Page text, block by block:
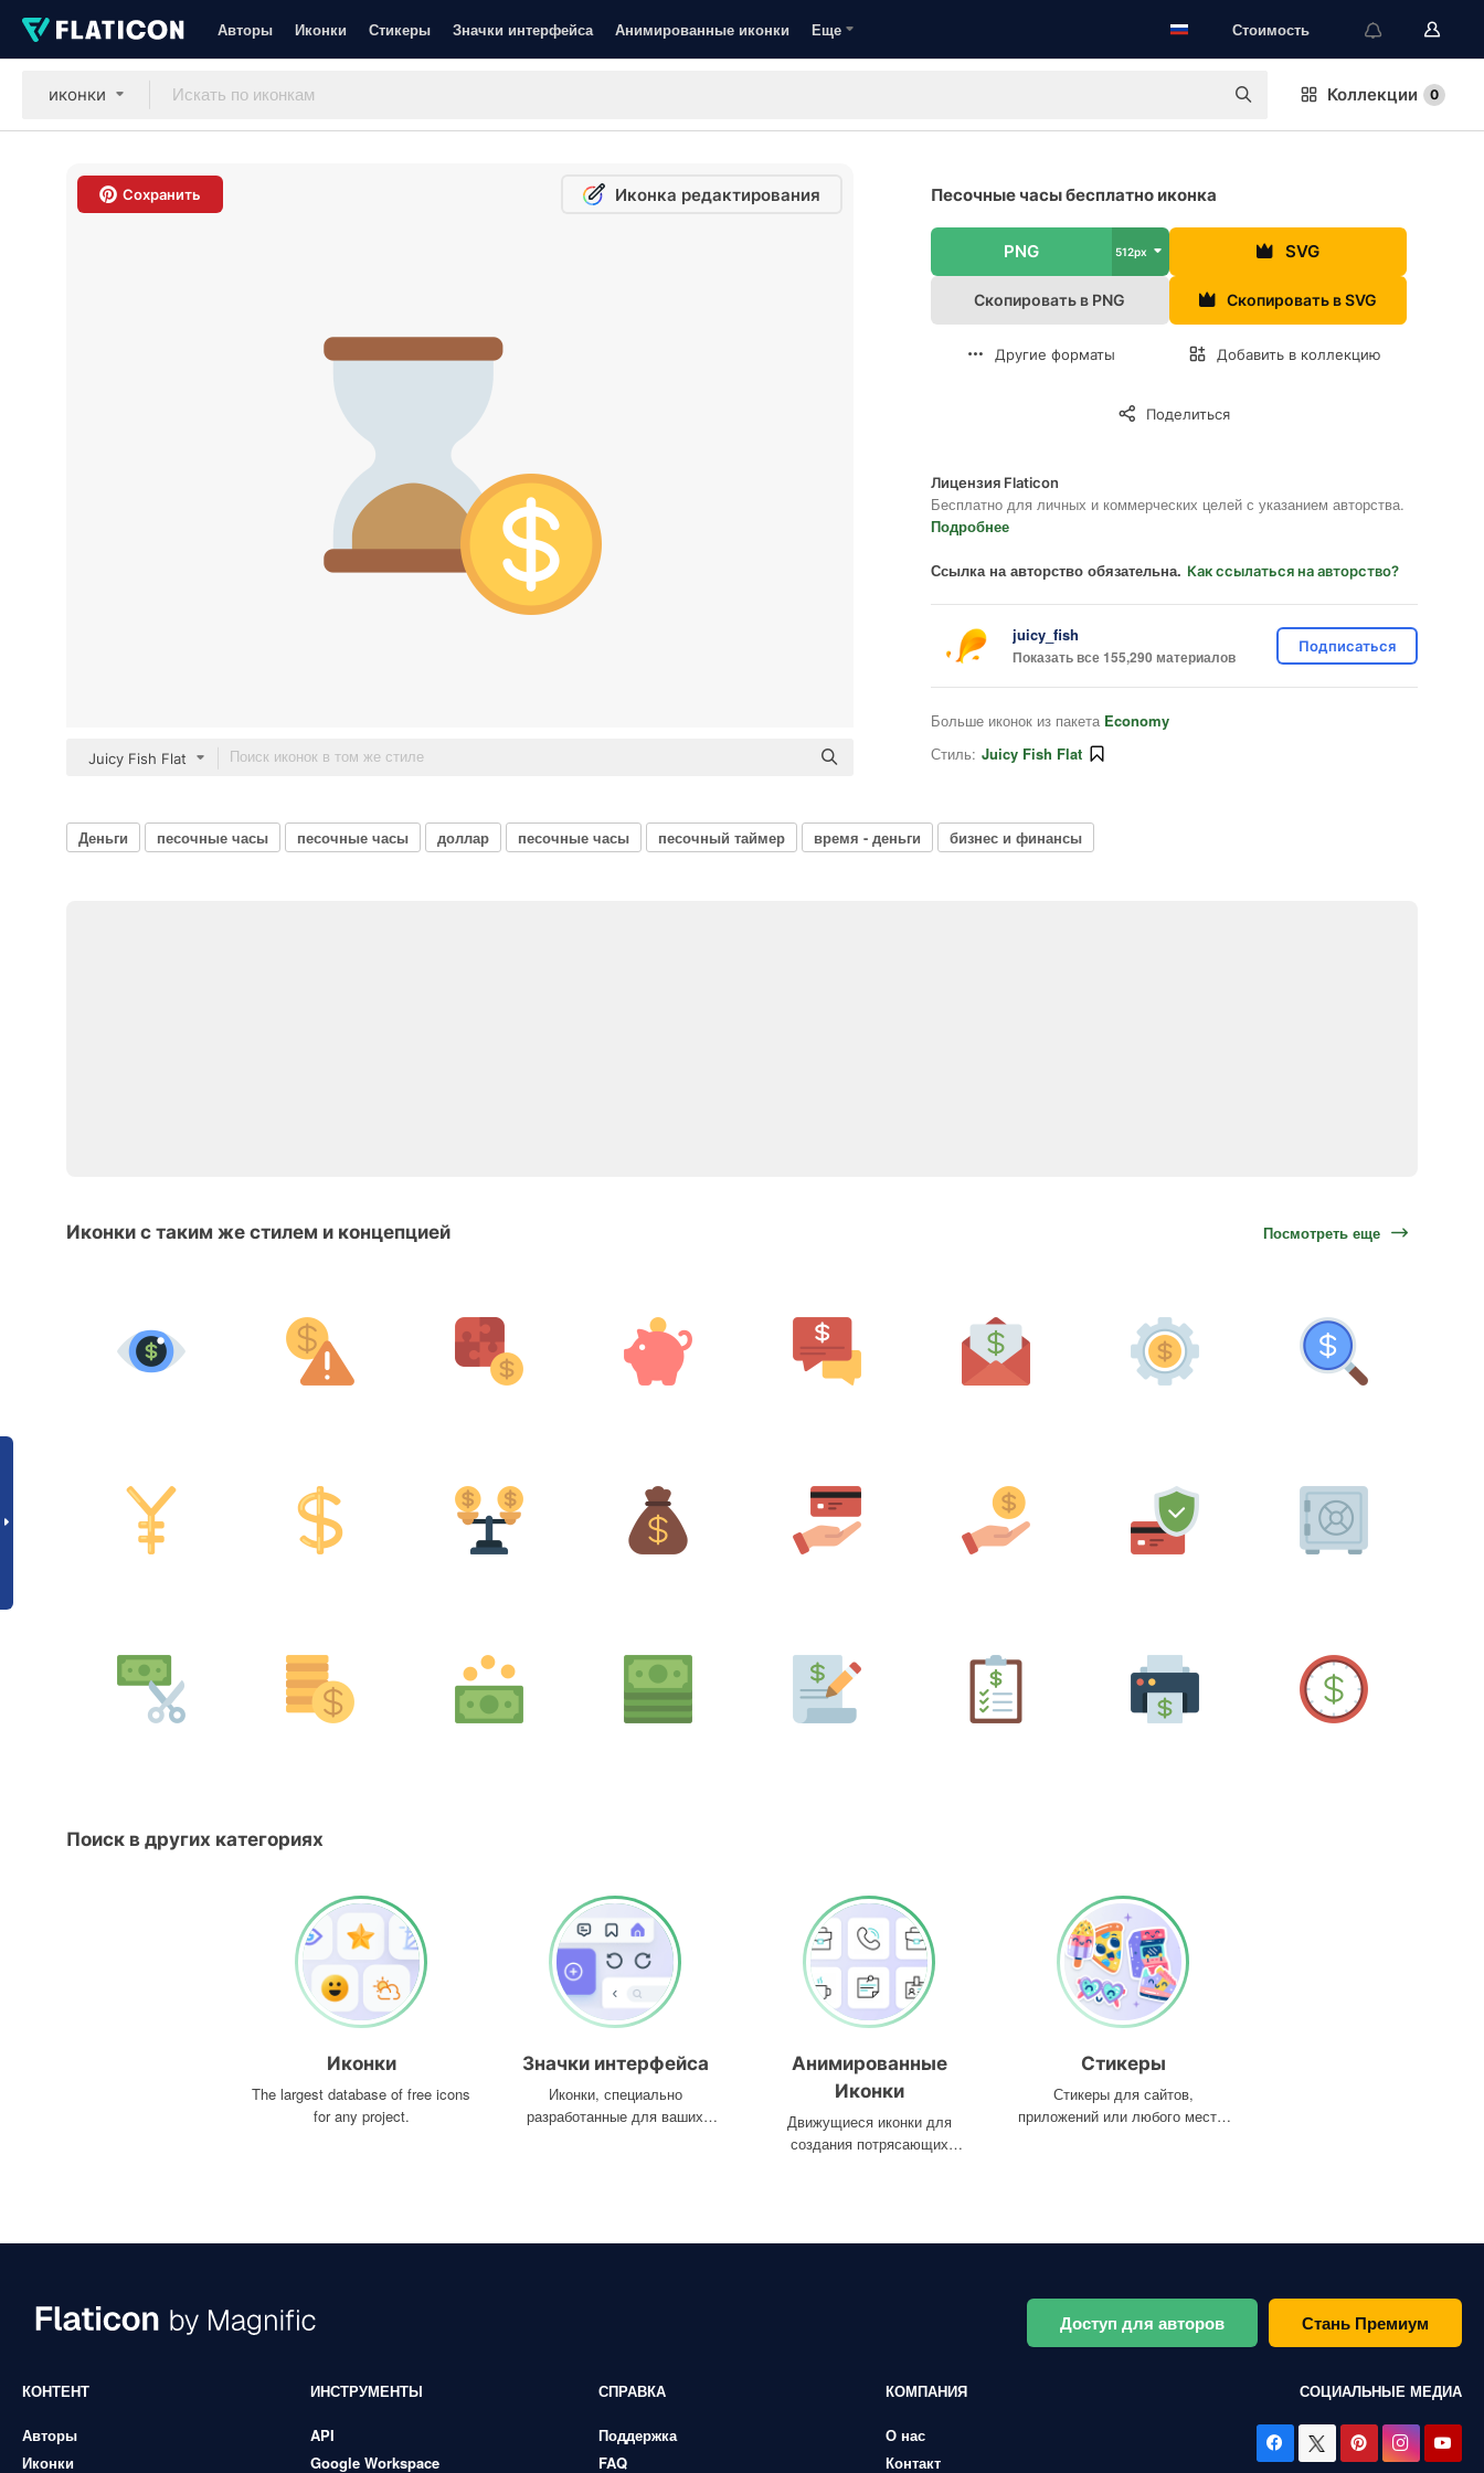
Авторы Иконки Стикеры Значки интерфейса Анимированные иконки Еще Стоимость
иконки Коллекции 0
Сохранить Иконка редактирования
Juicy Fish Flat
Песочные часы бесплатно иконка
PNG 512px SVG
Скопировать в PNG Скопировать в SVG
Другие форматы Добавить в коллекцию
Поделиться
Лицензия Flaticon
Бесплатно для личных и коммерческих целей с указанием авторства.
Подробнее
Ссылка на авторство обязательна. Как ссылаться на авторство?
juicy_fish
Показать все 155,290 материалов
Подписаться
Больше иконок из пакета Economy
Стиль: Juicy Fish Flat
Деньги песочные часы песочные часы доллар песочные часы песочный таймер время - деньги бизнес и финансы
Иконки с таким же стилем и концепцией Посмотреть еще
Поиск в других категориях
Иконки
The largest database of free icons
for any project.
Значки интерфейса
Иконки, специально
разработанные для ваших
Анимированные
Иконки
Движущиеся иконки для
создания потрясающих
Стикеры
Стикеры для сайтов,
приложений или любого места,
Доступ для авторов Стань Премиум
КОНТЕНТ
Авторы
Иконки
ИНСТРУМЕНТЫ
API
Google Workspace
СПРАВКА
Поддержка
FAQ
КОМПАНИЯ
О нас
Контакт
СОЦИАЛЬНЫЕ МЕДИА